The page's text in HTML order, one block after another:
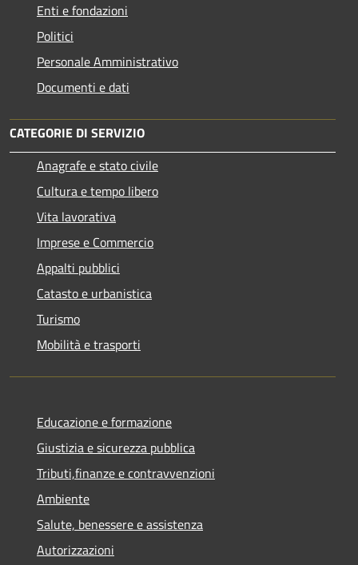
Enti e fondazioni
Politici
Personale Amministrativo
Documenti e dati
CATEGORIE DI SERVIZIO
Anagrafe e stato civile
Cultura e tempo libero
Vita lavorativa
Imprese e Commercio
Appalti pubblici
Catasto e urbanistica
Turismo
Mobilità e trasporti
Educazione e formazione
Giustizia e sicurezza pubblica
Tributi,finanze e contravvenzioni
Ambiente
Salute, benessere e assistenza
Autorizzazioni